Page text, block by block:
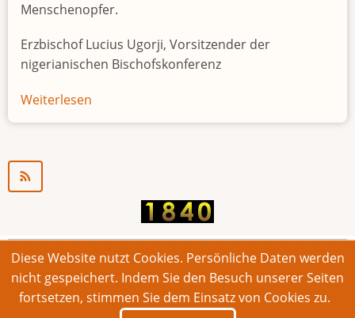
Menschenopfer.
Erzbischof Lucius Ugorji, Vorsitzender der
nigerianischen Bischofskonferenz
Weiterlesen
Jugendarbeitslosigkeit
© 2026 Bonner Aufruf. Alle Rechte vorbehalten.
Footer
Impressum Kontakt Intern
Diese Website nutzt Cookies. Persönliche Daten werden
nicht gespeichert. Indem Sie den Besuch unserer Seiten
fortsetzen, stimmen Sie dem Einsatz von Cookies zu.